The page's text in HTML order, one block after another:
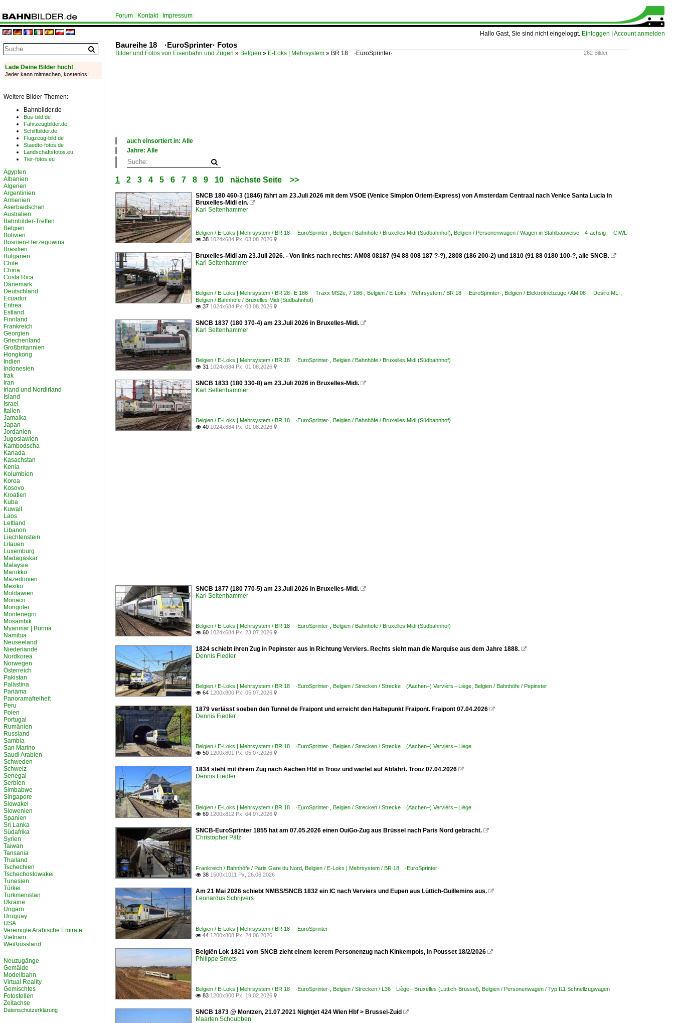
Hallo Gast, Sie sind nicht eingeloggt. Einloggen Account anmelden
Forum Kontakt Impressum
Baureihe 18 ·EuroSprinter· Fotos
262 Bilder
Bilder und Fotos von Eisenbahn und Zügen » Belgien » E-Loks | Mehrsystem » BR 18 ·EuroSprinter·
auch einsortiert in: Alle
Belgien
Frankreich
Jahre: Alle
Alle Jahre
2010
1 2 3 4 5 6 7 8 9 10 nächste Seite >>
SNCB 180 460-3 (1846) fährt am 23.Juli 2026 mit dem VSOE (Venice Simplon Orient-Express) von Amsterdam Centraal nach Venice Santa Lucia in
Bruxelles-Midi ein. 
Karl Seltenhammer
Belgien / E-Loks | Mehrsystem / BR 18 ·EuroSprinter· Belgien / Bahnhöfe / Bruxelles Midi (Südbahnhof) Belgien / Personenwagen / Wagen in Stahlbauweise 4-achsig ·CIWL·
 38 1024x684 Px, 03.08.2026 
Bruxelles-Midi am 23.Juli 2026. - Von links nach rechts: AM08 08187 (94 88 008 187 ?-?), 2808 (186 200-2) und 1810 (91 88 0180 100-?, alle SNCB. 
Karl Seltenhammer
Belgien / E-Loks | Mehrsystem / BR 28 · E 186 ·Traxx MS2e, 7 186· Belgien / E-Loks | Mehrsystem / BR 18 ·EuroSprinter· Belgien / Elektrotriebzüge / AM 08 ·Desiro ML·
Belgien / Bahnhöfe / Bruxelles Midi (Südbahnhof)
 37 1024x684 Px, 03.08.2026 
SNCB 1837 (180 370-4) am 23.Juli 2026 in Bruxelles-Midi. 
Karl Seltenhammer
Belgien / E-Loks | Mehrsystem / BR 18 ·EuroSprinter· Belgien / Bahnhöfe / Bruxelles Midi (Südbahnhof)
 31 1024x684 Px, 01.08.2026 
SNCB 1833 (180 330-8) am 23.Juli 2026 in Bruxelles-Midi. 
Karl Seltenhammer
Belgien / E-Loks | Mehrsystem / BR 18 ·EuroSprinter· Belgien / Bahnhöfe / Bruxelles Midi (Südbahnhof)
 40 1024x684 Px, 01.08.2026 
SNCB 1877 (180 770-5) am 23.Juli 2026 in Bruxelles-Midi. 
Karl Seltenhammer
Belgien / E-Loks | Mehrsystem / BR 18 ·EuroSprinter· Belgien / Bahnhöfe / Bruxelles Midi (Südbahnhof)
 60 1024x684 Px, 23.07.2026 
1824 schiebt ihren Zug in Pepinster aus in Richtung Verviers. Rechts sieht man die Marquise aus dem Jahre 1888. 
Dennis Fiedler
Belgien / E-Loks | Mehrsystem / BR 18 ·EuroSprinter· Belgien / Strecken / Strecke (Aachen–) Vervièrs – Liège Belgien / Bahnhöfe / Pepinster
 64 1200x800 Px, 05.07.2026 
1879 verlässt soeben den Tunnel de Fraipont und erreicht den Haltepunkt Fraipont. Fraipont 07.04.2026 
Dennis Fiedler
Belgien / E-Loks | Mehrsystem / BR 18 ·EuroSprinter· Belgien / Strecken / Strecke (Aachen–) Vervièrs – Liège
 50 1200x801 Px, 05.07.2026 
1834 steht mit ihrem Zug nach Aachen Hbf in Trooz und wartet auf Abfahrt. Trooz 07.04.2026 
Dennis Fiedler
Belgien / E-Loks | Mehrsystem / BR 18 ·EuroSprinter· Belgien / Strecken / Strecke (Aachen–) Vervièrs – Liège
 69 1200x812 Px, 04.07.2026 
SNCB-EuroSprinter 1855 hat am 07.05.2026 einen OuiGo-Zug aus Brüssel nach Paris Nord gebracht. 
Christopher Pätz
Frankreich / Bahnhöfe / Paris Gare du Nord Belgien / E-Loks | Mehrsystem / BR 18 ·EuroSprinter·
 38 1500x1011 Px, 26.06.2026
Am 21 Mai 2026 schiebt NMBS/SNCB 1832 ein IC nach Verviers und Eupen aus Lüttich-Guillemins aus. 
Leonardus Schrijvers
Belgien / E-Loks | Mehrsystem / BR 18 ·EuroSprinter·
 44 1200x808 Px, 24.06.2026
Belgiën Lok 1821 vom SNCB zieht einem leerem Personenzug nach Kinkempois, in Pousset 18/2/2026 
Philippe Smets
Belgien / E-Loks | Mehrsystem / BR 18 ·EuroSprinter· Belgien / Strecken / L36 Liège – Bruxelles (Lüttich-Brüssel) Belgien / Personenwagen / Typ I11 Schnellzugwagen
 83 1200x800 Px, 19.02.2026 
SNCB 1873 @ Montzen, 21.07.2021 Nightjet 424 Wien Hbf > Brussel-Zuid 
Maarten Schoubben
Lade Deine Bilder hoch!
Jeder kann mitmachen, kostenlos!
Weitere Bilder-Themen:
Bahnbilder.de
Bus-bild.de
Fahrzeugbilder.de
Schiffbilder.de
Flugzeug-bild.de
Staedte-fotos.de
Landschaftsfotos.eu
Tier-fotos.eu
Ägypten
Albanien
Algerien
Argentinien
Armenien
Aserbaidschan
Australien
Bahnbilder-Treffen
Belgien
Bolivien
Bosnien-Herzegowina
Brasilien
Bulgarien
Chile
China
Costa Rica
Dänemark
Deutschland
Ecuador
Eritrea
Estland
Finnland
Frankreich
Georgien
Griechenland
Großbritannien
Hongkong
Indien
Indonesien
Irak
Iran
Irland und Nordirland
Island
Israel
Italien
Jamaika
Japan
Jordanien
Jugoslawien
Kambodscha
Kanada
Kasachstan
Kenia
Kolumbien
Korea
Kosovo
Kroatien
Kuba
Kuwait
Laos
Lettland
Libanon
Liechtenstein
Litauen
Luxemburg
Madagaskar
Malaysia
Marokko
Mazedonien
Mexiko
Moldawien
Monaco
Mongolei
Montenegro
Mosambik
Myanmar | Burma
Namibia
Neuseeland
Niederlande
Nordkorea
Norwegen
Österreich
Pakistan
Palästina
Panama
Panoramafreiheit
Peru
Polen
Portugal
Rumänien
Russland
Sambia
San Marino
Saudi Arabien
Schweden
Schweiz
Senegal
Serbien
Simbabwe
Singapore
Slowakei
Slowenien
Spanien
Sri Lanka
Südafrika
Syrien
Taiwan
Tansania
Thailand
Tschechien
Tschechoslowakei
Tunesien
Türkei
Turkmenistan
Ukraine
Ungarn
Uruguay
USA
Vereinigte Arabische Emirate
Vietnam
Weißrussland
Neuzugänge
Gemälde
Modellbahn
Virtual Reality
Gemischtes
Fotostellen
Zeitachse
Datenschutzerklärung